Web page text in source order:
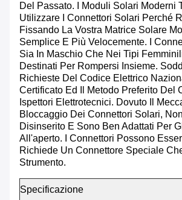
Del Passato. I Moduli Solari Moderni
Utilizzare I Connettori Solari Perché
Fissando La Vostra Matrice Solare
Semplice E Più Velocemente. I
Sia In Maschio Che Nei Tipi
Destinati Per Rompersi Insieme.
Richieste Del Codice Elettrico
Certificato Ed Il Metodo Preferito Del
Ispettori Elettrotecnici. Dovuto Il
Bloccaggio Dei Connettori Solari,
Disinserito E Sono Ben Adattati Per
All'aperto. I Connettori Possono
Richiede Un Connettore Speciale
Strumento.
Specificazione